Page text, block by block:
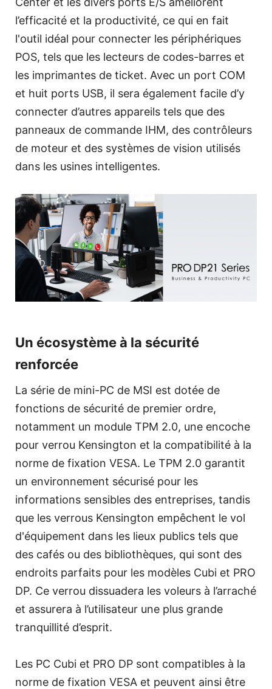
l’efficacité et la productivité, ce qui en fait
l'outil idéal pour connecter les périphériques
POS, tels que les lecteurs de codes-barres et
les imprimantes de ticket. Avec un port COM
et huit ports USB, il sera également facile d’y
connecter d’autres appareils tels que des
panneaux de commande IHM, des contrôleurs
de moteur et des systèmes de vision utilisés
dans les usines intelligentes.
Un écosystème à la sécurité
renforcée
La série de mini-PC de MSI est dotée de
fonctions de sécurité de premier ordre,
notamment un module TPM 2.0, une encoche
pour verrou Kensington et la compatibilité à la
norme de fixation VESA. Le TPM 2.0 garantit
un environnement sécurisé pour les
informations sensibles des entreprises, tandis
que les verrous Kensington empêchent le vol
d'équipement dans les lieux publics tels que
des cafés ou des bibliothèques, qui sont des
endroits parfaits pour les modèles Cubi et PRO
DP. Ce verrou dissuadera les voleurs à l’arraché
et assurera à l’utilisateur une plus grande
tranquillité d’esprit.
Les PC Cubi et PRO DP sont compatibles à la
norme de fixation VESA et peuvent ainsi être